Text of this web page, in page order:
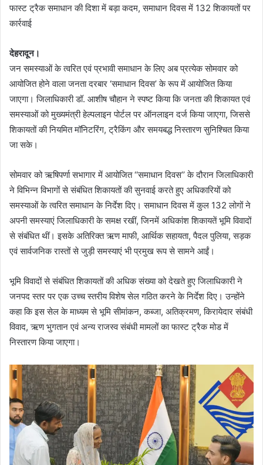
फास्ट ट्रैक समाधान की दिशा में बड़ा कदम, समाधान दिवस में 132 शिकायतों पर
कार्रवाई
देहरादून।
जन समस्याओं के त्वरित एवं प्रभावी समाधान के लिए अब प्रत्येक सोमवार को
आयोजित होने वाला जनता दरबार ‘समाधान दिवस’ के रूप में आयोजित किया
जाएगा। जिलाधिकारी डॉ. आशीष चौहान ने स्पष्ट किया कि जनता की शिकायत एवं
समस्याओं को मुख्यमंत्री हेल्पलाइन पोर्टल पर ऑनलाइन दर्ज किया जाएगा, जिससे
शिकायतों की नियमित मॉनिटरिंग, ट्रैकिंग और समयबद्ध निस्तारण सुनिश्चित किया
जा सके।
सोमवार को ऋषिपर्णा सभागार में आयोजित ‘‘समाधान दिवस’’ के दौरान जिलाधिकारी
ने विभिन्न विभागों से संबंधित शिकायतों की सुनवाई करते हुए अधिकारियों को
समस्याओं के त्वरित समाधान के निर्देश दिए। समाधान दिवस में कुल 132 लोगों ने
अपनी समस्याएं जिलाधिकारी के समक्ष रखीं, जिनमें अधिकांश शिकायतें भूमि विवादों
से संबंधित थीं। इसके अतिरिक्त ऋण माफी, आर्थिक सहायता, पैदल पुलिया, सड़क
एवं सार्वजनिक रास्तों से जुड़ी समस्याएं भी प्रमुख रूप से सामने आईं।
भूमि विवादों से संबंधित शिकायतों की अधिक संख्या को देखते हुए जिलाधिकारी ने
जनपद स्तर पर एक उच्च स्तरीय विशेष सेल गठित करने के निर्देश दिए। उन्होंने
कहा कि इस सेल के माध्यम से भूमि सीमांकन, कब्जा, अतिक्रमण, किरायेदार संबंधी
विवाद, ऋण भुगतान एवं अन्य राजस्व संबंधी मामलों का फास्ट ट्रैक मोड में
निस्तारण किया जाएगा।